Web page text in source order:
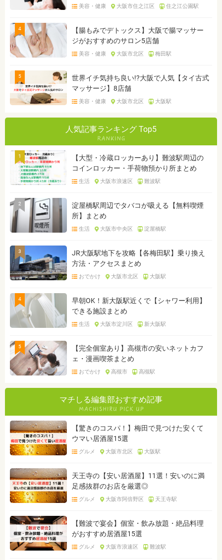
美容・健康 大阪市住之江区 住之江公園駅
4
【腸もみでデトックス】大阪で腸マッサー
ジがおすすめのサロン5店舗
美容・健康 大阪市北区 梅田駅
5
世界イチ気持ち良い!?大阪で人気【タイ古式
マッサージ】8店舗
美容・健康 大阪市北区 大阪駅
人気記事ランキング Top5
1
【大型・冷蔵ロッカーあり】難波駅周辺の
コインロッカー・手荷物預かり所まとめ
生活 大阪市浪速区 難波駅
2
淀屋橋駅周辺でタバコが吸える【無料喫煙
所】まとめ
生活 大阪市中央区 淀屋橋駅
3
JR大阪駅地下を攻略【各梅田駅】乗り換え
方法・アクセスまとめ
おでかけ 大阪市北区 大阪駅
4
早朝OK！新大阪駅近くで【シャワー利用】
できる施設まとめ
生活 大阪市淀川区 新大阪駅
5
【完全個室あり】高槻市の安いネットカフ
ェ・漫画喫茶まとめ
おでかけ 高槻市 高槻駅
マチしる編集部おすすめ記事
【驚きのコスパ！】梅田で見つけた安くて
ウマい居酒屋15選
グルメ 大阪市北区 大阪駅
天王寺の【安い居酒屋】11選！安いのに満
足感抜群のお店を厳選◎
グルメ 大阪市阿倍野区 天王寺駅
【難波で宴会】個室・飲み放題・絶品料理
がおすすめ居酒屋15選
グルメ 大阪市浪速区 難波駅